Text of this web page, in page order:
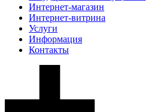
Интернет-магазин
Интернет-витрина
Услуги
Информация
Контакты